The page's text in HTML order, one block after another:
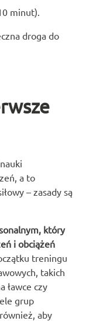
minut).
droga do
a to
– zasady są
który
i obciążeń
treningu
takich
ławce czy
grup
aby